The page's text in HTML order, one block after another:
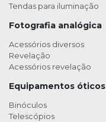
Tendas para iluminação
Fotografia analógica
Acessórios diversos
Revelação
Acessórios revelação
Equipamentos óticos
Binóculos
Telescópios